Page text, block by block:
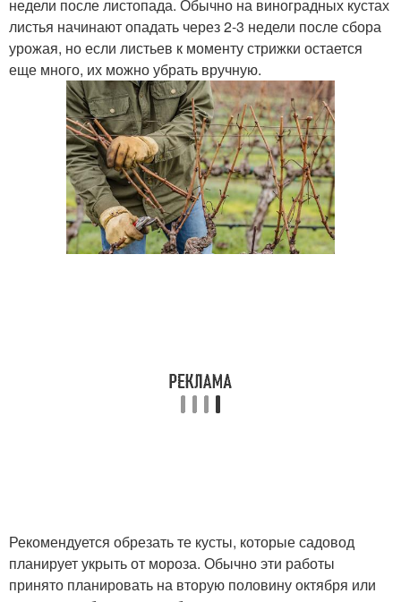
недели после листопада. Обычно на виноградных кустах
листья начинают опадать через 2-3 недели после сбора
урожая, но если листьев к моменту стрижки остается
еще много, их можно убрать вручную.
Рекомендуется обрезать те кусты, которые садовод
планирует укрыть от мороза. Обычно эти работы
принято планировать на вторую половину октября или